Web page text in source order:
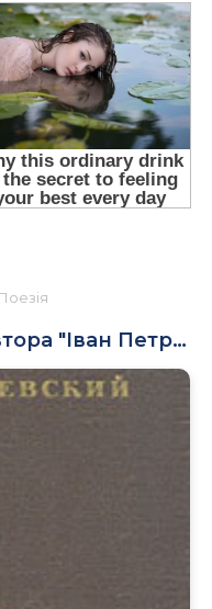
Книги українською - автора "Іван Петрович Котляревський"